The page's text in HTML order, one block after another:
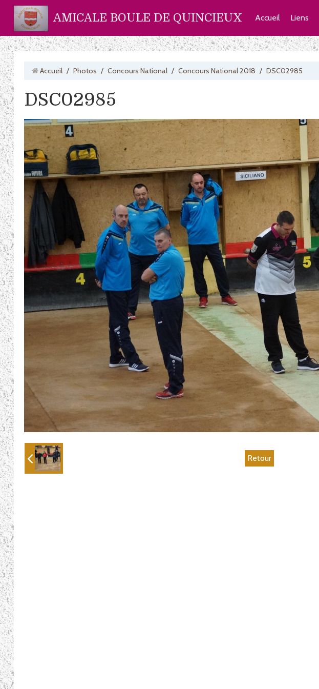
AMICALE BOULE DE QUINCIEUX Accueil Liens
Accueil / Photos / Concours National / Concours National 2018 / DSC02985
DSC02985
Retour